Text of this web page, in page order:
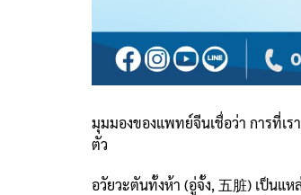
มุมมองของแพทย์จีนเชื่อว่า การที่เร
ตัว
อวัยวะตันทั้งห้า (อู่จั้ง, 五脏) เป็นแ